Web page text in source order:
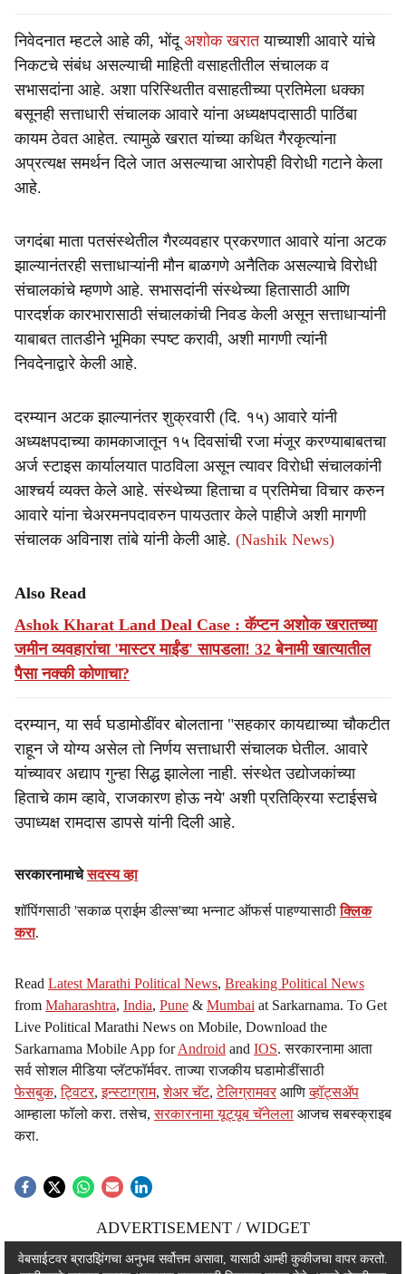
निवेदनात म्हटले आहे की, भोंदू अशोक खरातयाच्याशी आवारे यांचे
निकटचे संबंध असल्याची माहिती वसाहतीतील संचालक व
सभासदांना आहे. अशा परिस्थितीत वसाहतीच्या प्रतिमेला धक्का
बसूनही सत्ताधारी संचालक आवारे यांना अध्यक्षपदासाठी पाठिंबा
कायम ठेवत आहेत. त्यामुळे खरात यांच्या कथित गैरकृत्यांना
अप्रत्यक्ष समर्थन दिले जात असल्याचा आरोपही विरोधी गटाने केला
आहे.
जगदंबा माता पतसंस्थेतील गैरव्यवहार प्रकरणात आवारे यांना अटक
झाल्यानंतरही सत्ताधाऱ्यांनी मौन बाळगणे अनैतिक असल्याचे विरोधी
संचालकांचे म्हणणे आहे. सभासदांनी संस्थेच्या हितासाठी आणि
पारदर्शक कारभारासाठी संचालकांची निवड केली असून सत्ताधाऱ्यांनी
याबाबत तातडीने भूमिका स्पष्ट करावी, अशी मागणी त्यांनी
निवदेनाद्वारे केली आहे.
दरम्यान अटक झाल्यानंतर शुक्रवारी (दि. १५) आवारे यांनी
अध्यक्षपदाच्या कामकाजातून १५ दिवसांची रजा मंजूर करण्याबाबतचा
अर्ज स्टाइस कार्यालयात पाठविला असून त्यावर विरोधी संचालकांनी
आश्चर्य व्यक्त केले आहे. संस्थेच्या हिताचा व प्रतिमेचा विचार करुन
आवारे यांना चेअरमनपदावरुन पायउतार केले पाहीजे अशी मागणी
संचालक अविनाश तांबे यांनी केली आहे. (Nashik News)
Also Read
Ashok Kharat Land Deal Case : कॅप्टन अशोक खरातच्या
जमीन व्यवहारांचा 'मास्टर माईंड' सापडला! 32 बेनामी खात्यातील
पैसा नक्की कोणाचा?
दरम्यान, या सर्व घडामोडींवर बोलताना "सहकार कायद्याच्या चौकटीत
राहून जे योग्य असेल तो निर्णय सत्ताधारी संचालक घेतील. आवारे
यांच्यावर अद्याप गुन्हा सिद्ध झालेला नाही. संस्थेत उद्योजकांच्या
हिताचे काम व्हावे, राजकारण होऊ नये' अशी प्रतिक्रिया स्टाईसचे
उपाध्यक्ष रामदास डापसे यांनी दिली आहे.
सरकारनामाचेसदस्य व्हा
शॉपिंगसाठी 'सकाळ प्राईम डील्स'च्या भन्नाट ऑफर्स पाहण्यासाठीक्लिक
करा.
Read Latest Marathi Political News, Breaking Political News
from Maharashtra, India, Pune & Mumbai at Sarkarnama. To Get
Live Political Marathi News on Mobile, Download the
Sarkarnama Mobile App forAndroid and IOS. सरकारनामा आता
सर्व सोशल मीडिया प्लॅटफॉर्मवर. ताज्या राजकीय घडामोडींसाठी
फेसबुक,ट्विटर,इन्स्टाग्राम,शेअर चॅट,टेलिग्रामवर आणिव्हॉट्सॲप
आम्हाला फॉलो करा. तसेच,सरकारनामा यूट्यूब चॅनेलला आजच सबस्क्राइब
करा.
ADVERTISEMENT / WIDGET
ADVERTISEMENT / WIDGET
वेबसाईटवर ब्राउझिंगचा अनुभव सर्वोत्तम असावा, यासाठी आम्ही कुकीजचा वापर करतो.